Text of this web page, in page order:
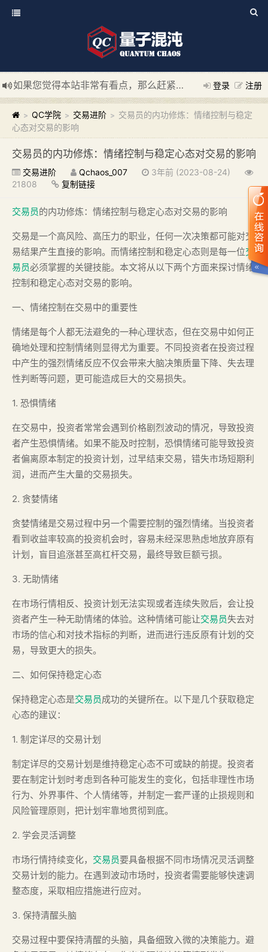
登录 注册
如果您觉得本站非常有看点，那么赶紧使用Ctrl+D 收藏我们吧
新添加量子混沌系统板块，欢迎大家访问！
---“量子混沌系
> QC学院 > 交易进阶 > 交易员的内功修炼：情绪控制与稳定
心态对交易的影响
交易员的内功修炼：情绪控制与稳定心态对交易的影响
交易进阶 Qchaos_007
3年前 (2023-08-24)
21808
复制链接
交易员的内功修炼：情绪控制与稳定心态对交易的影响
交易是一个高风险、高压力的职业，任何一次决策都可能对交
易结果产生直接的影响。而情绪控制和稳定心态则是每一位交
易员必须掌握的关键技能。本文将从以下两个方面来探讨情绪
控制和稳定心态对交易的影响。
一、情绪控制在交易中的重要性
情绪是每个人都无法避免的一种心理状态，但在交易中如何正
确地处理和控制情绪则显得尤为重要。不同投资者在投资过程
中产生的强烈情绪反应不仅会带来大脑决策质量下降、失去理
性判断等问题，更可能造成巨大的交易损失。
1. 恐惧情绪
在交易中，投资者常常会遇到价格剧烈波动的情况，导致投资
者产生恐惧情绪。如果不能及时控制，恐惧情绪可能导致投资
者偏离原本制定的投资计划，过早结束交易，错失市场短期利
润，进而产生大量的交易损失。
2. 贪婪情绪
贪婪情绪是交易过程中另一个需要控制的强烈情绪。当投资者
看到收益率较高的投资机会时，容易未经深思熟虑地放弃原有
计划，盲目追涨甚至高杠杆交易，最终导致巨额亏损。
3. 无助情绪
在市场行情相反、投资计划无法实现或者连续失败后，会让投
资者产生一种无助情绪的体验。这种情绪可能让交易员失去对
市场的信心和对技术指标的判断，进而进行违反原有计划的交
易，导致更大的损失。
二、如何保持稳定心态
保持稳定心态是交易员成功的关键所在。以下是几个获取稳定
心态的建议：
1. 制定详尽的交易计划
制定详尽的交易计划是维持稳定心态不可或缺的前提。投资者
要在制定计划时考虑到各种可能发生的变化，包括非理性市场
行为、外界事件、个人情绪等，并制定一套严谨的止损规则和
风险管理原则，把计划牢靠地贯彻到底。
2. 学会灵活调整
市场行情持续变化， 交易员要具备根据不同市场情况灵活调整
交易计划的能力。在遇到波动市场时，投资者需要能够快速调
整态度，采取相应措施进行应对。
3. 保持清醒头脑
交易过程中要保持清醒的头脑，具备细致入微的决策能力。避